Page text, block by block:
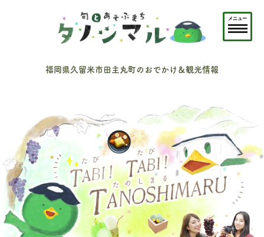
福岡県久留米市田主丸町のおでかけ＆観光情報
メニュー